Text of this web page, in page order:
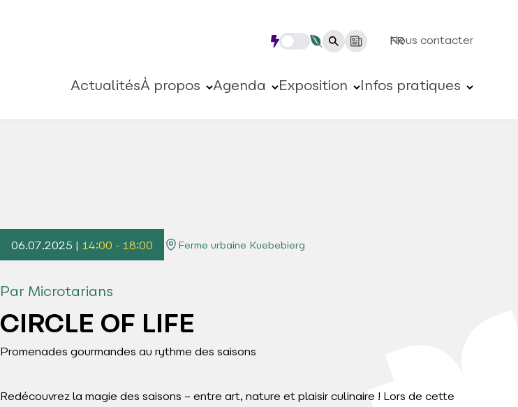
FR
Nous contacter
ActualitésÀ propos Agenda Exposition Infos pratiques
06.07.2025 | 14:00 - 18:00 Ferme urbaine Kuebebierg
Par Microtarians
CIRCLE OF LIFE
Promenades gourmandes au rythme des saisons
Redécouvrez la magie des saisons – entre art, nature et plaisir culinaire ! Lors de cette